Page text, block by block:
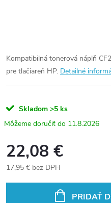
Kompatibilná tonerová náplň
pre tlačiareň HP. Detailné
Skladom >5 ks
11.8.2026
22,08 €
17,95 € bez DPH
PRIDAŤ